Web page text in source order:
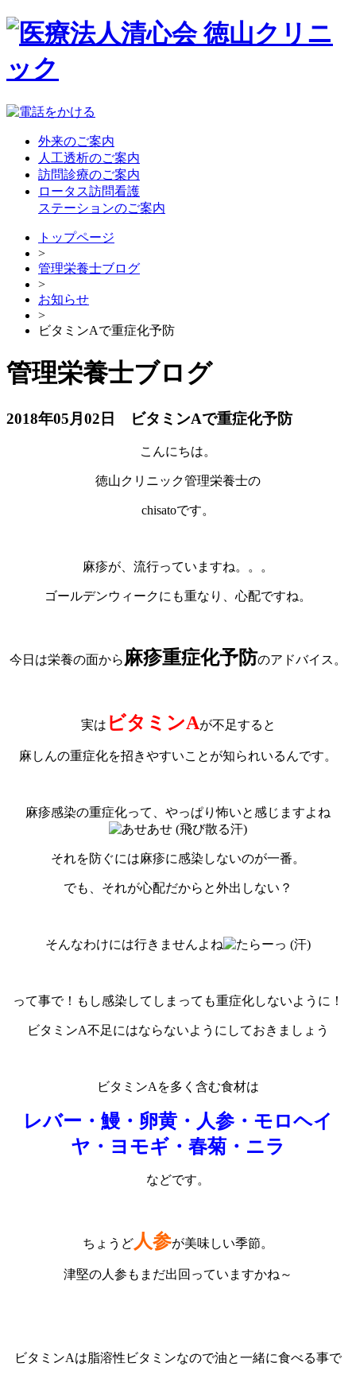
外来のご案内
人工透析のご案内
訪問診療のご案内
ロータス訪問看護
ステーションのご案内
トップページ
>
管理栄養士ブログ
>
お知らせ
>
ビタミンAで重症化予防
管理栄養士ブログ
2018年05月02日 ビタミンAで重症化予防
こんにちは。
徳山クリニック管理栄養士の
chisatoです。
麻疹が、流行っていますね。。。
ゴールデンウィークにも重なり、心配ですね。
今日は栄養の面から麻疹重症化予防のアドバイス。
実は ビタミンAが不足すると
麻しんの重症化を招きやすいことが知られいるんです。
麻疹感染の重症化って、やっぱり怖いと感じますよね
それを防ぐには麻疹に感染しないのが一番。
でも、それが心配だからと外出しない？
そんなわけには行きませんよね
って事で！もし感染してしまっても重症化しないように！
ビタミンA不足にはならないようにしておきましょう
ビタミンAを多く含む食材は
レバー・鰻・卵黄・人参・モロヘイ
ヤ・ヨモギ・春菊・ニラ
などです。
ちょうど人参が美味しい季節。
津堅の人参もまだ出回っていますかね～
ビタミンAは脂溶性ビタミンなので油と一緒に食べる事で